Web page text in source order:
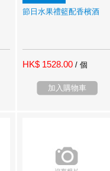
節日水果禮籃配香檳酒
HK$ 1528.00 / 個
加入購物車